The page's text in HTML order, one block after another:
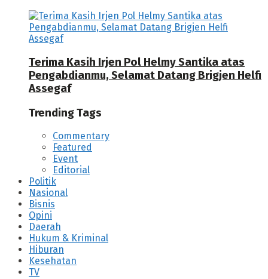
Terima Kasih Irjen Pol Helmy Santika atas
Pengabdianmu, Selamat Datang Brigjen Helfi
Assegaf
Trending Tags
Commentary
Featured
Event
Editorial
Politik
Nasional
Bisnis
Opini
Daerah
Hukum & Kriminal
Hiburan
Kesehatan
TV